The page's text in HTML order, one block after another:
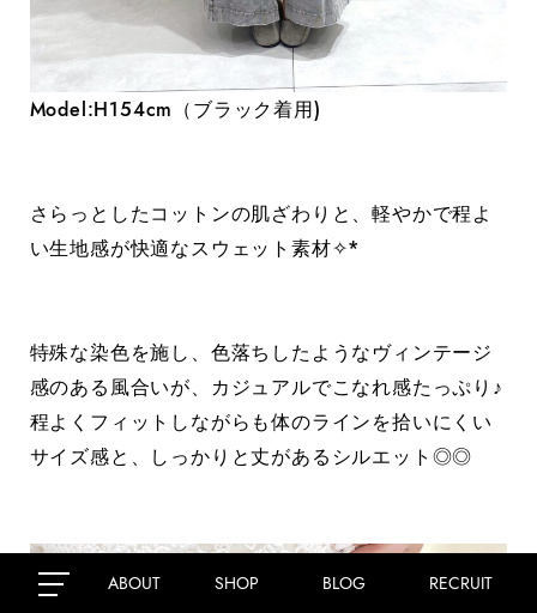
ABOUT SHOP BLOG RECRUIT
Model:H154cm（ブラック着用)
さらっとしたコットンの肌ざわりと、軽やかで程よ
い生地感が快適なスウェット素材✧*
特殊な染色を施し、色落ちしたようなヴィンテージ
感のある風合いが、カジュアルでこなれ感たっぷり♪
程よくフィットしながらも体のラインを拾いにくい
サイズ感と、しっかりと丈があるシルエット◎◎